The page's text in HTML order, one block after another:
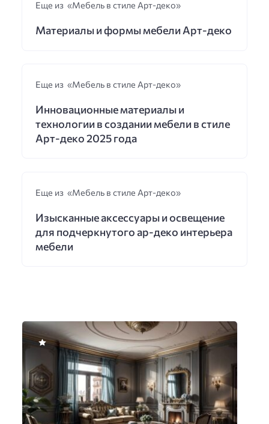
Еще из «Мебель в стиле Арт-деко»
Материалы и формы мебели Арт-деко
Еще из «Мебель в стиле Арт-деко»
Инновационные материалы и
технологии в создании мебели в стиле
Арт-деко 2025 года
Еще из «Мебель в стиле Арт-деко»
Изысканные аксессуары и освещение
для подчеркнутого ар-деко интерьера
мебели